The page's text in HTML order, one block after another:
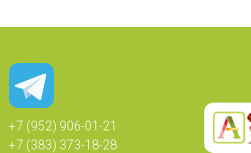
+7 (952) 906-01-21
+7 (383) 373-18-28